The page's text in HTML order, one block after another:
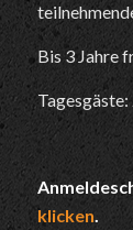
Bis 3 Jahre
klicken.